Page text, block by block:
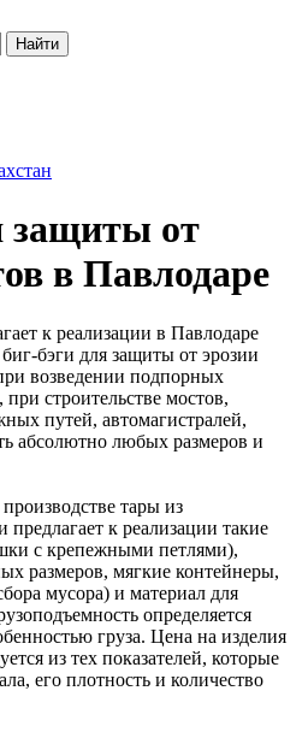
Найти
защиты от
в Павлодаре
к реализации в Павлодаре
бэги для защиты от эрозии
возведении подпорных
строительстве мостов,
путей, автомагистралей,
абсолютно любых размеров и
тары из
к реализации такие
с крепежными петлями),
размеров, мягкие контейнеры,
мусора) и материал для
определяется
груза. Цена на изделия
из тех показателей, которые
его плотность и количество